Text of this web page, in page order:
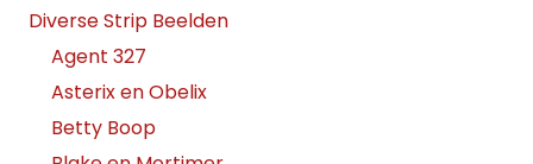
Diverse Strip Beelden
Agent 327
Asterix en Obelix
Betty Boop